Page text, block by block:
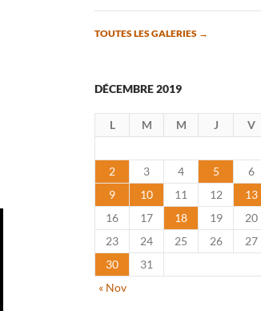
TOUTES LES GALERIES →
DÉCEMBRE 2019
L M M J V
2
3 4 5 6
9
10 11 12 13
16
17 18 19 20
23
24 25 26 27
30
31
« Nov